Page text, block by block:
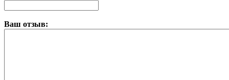
Ваш отзыв: